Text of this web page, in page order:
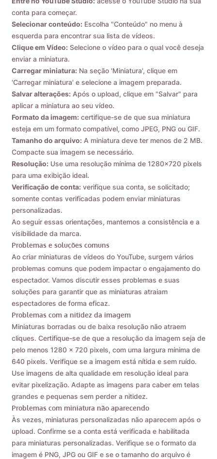
conta para começar.
Selecionar conteúdo: Escolha "Conteúdo" no menu à
esquerda para encontrar sua lista de vídeos.
Clique em Vídeo: Selecione o vídeo para o qual você deseja
enviar a miniatura.
Carregar miniatura: Na seção 'Miniatura', clique em
'Carregar miniatura' e selecione a imagem preparada.
Salvar alterações: Após o upload, clique em "Salvar" para
aplicar a miniatura ao seu vídeo.
Formato da imagem: certifique-se de que sua miniatura
esteja em um formato compatível, como JPEG, PNG ou GIF.
Tamanho do arquivo: A miniatura deve ter menos de 2 MB.
Compacte sua imagem se necessário.
Resolução: Use uma resolução mínima de 1280x720 pixels
para uma exibição ideal.
Verificação de conta: verifique sua conta, se solicitado;
somente contas verificadas podem enviar miniaturas
personalizadas.
Ao seguir essas orientações, mantemos a consistência e a
visibilidade da marca.
Problemas e soluções comuns
Ao criar miniaturas de vídeos do YouTube, surgem vários
problemas comuns que podem impactar o engajamento do
espectador. Vamos discutir esses problemas e suas
soluções para garantir que as miniaturas atraiam
espectadores de forma eficaz.
Problemas com a nitidez da imagem
Miniaturas borradas ou de baixa resolução não atraem
cliques. Certifique-se de que a resolução da imagem seja de
pelo menos 1280 x 720 pixels, com uma largura mínima de
640 pixels. Verifique se a imagem está nítida e sem ruído.
Use imagens de alta qualidade em resolução ideal para
evitar pixelização. Adapte as imagens para caber em telas
grandes e pequenas sem perder a nitidez.
Problemas com miniatura não aparecendo
Às vezes, miniaturas personalizadas não aparecem após o
upload. Confirme se a conta está verificada e habilitada
para miniaturas personalizadas. Verifique se o formato da
imagem é PNG, JPG ou GIF e se o tamanho do arquivo é